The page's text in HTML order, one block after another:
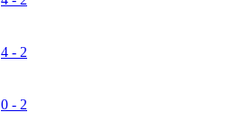
4 - 2
0 - 2